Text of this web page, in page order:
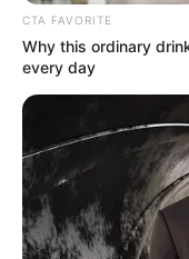
CTA FAVORITE
Why this ordinary
every day